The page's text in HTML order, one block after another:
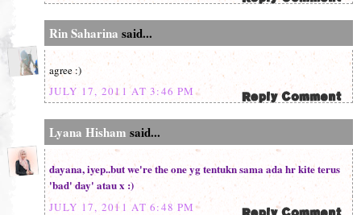
Rin Saharina said...
agree :)
JULY 17, 2011 AT 3:46 PM
Lyana Hisham said...
dayana, iyep..but we're the one yg tentukn sama ada hr kite terus
'bad' day' atau x :)
JULY 17, 2011 AT 6:48 PM